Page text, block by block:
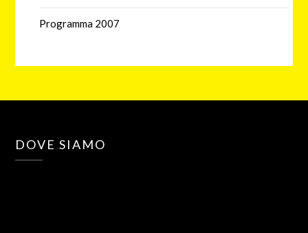
Programma 2007
DOVE SIAMO